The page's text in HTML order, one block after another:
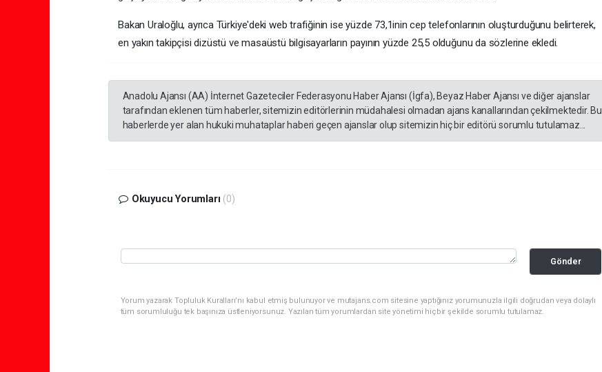
Bakan Uraloğlu, ayrıca Türkiye'deki web trafiğinin ise yüzde 73,1inin cep telefonlarının oluşturduğunu belirterek,
en yakın takipçisi dizüstü ve masaüstü bilgisayarların payının yüzde 25,5 olduğunu da sözlerine ekledi.
Anadolu Ajansı (AA) İnternet Gazeteciler Federasyonu Haber Ajansı (İgfa), Beyaz Haber Ajansı ve diğer ajanslar
tarafından eklenen tüm haberler, sitemizin editörlerinin müdahalesi olmadan ajans kanallarından çekilmektedir. Bu
haberlerde yer alan hukuki muhataplar haberi geçen ajanslar olup sitemizin hiç bir editörü sorumlu tutulamaz...
Okuyucu Yorumları (0)
Gönder
Yorum yazarak Topluluk Kuralları’nı kabul etmiş bulunuyor ve mutajans.com sitesine yaptığınız yorumunuzla ilgili doğrudan veya dolaylı
tüm sorumluluğu tek başınıza üstleniyorsunuz. Yazılan tüm yorumlardan site yönetimi hiçbir şekilde sorumlu tutulamaz.